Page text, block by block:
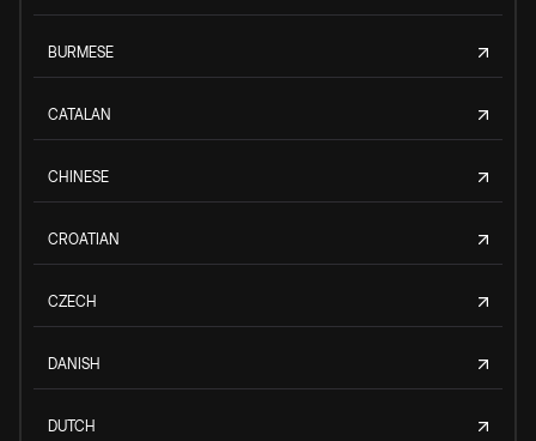
BURMESE
CATALAN
CHINESE
CROATIAN
CZECH
DANISH
DUTCH